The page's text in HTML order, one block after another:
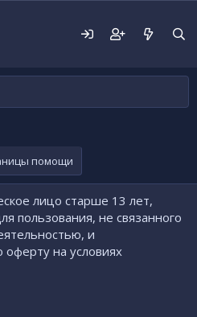
помощи
лицо старше 13 лет,
пользования, не связанного
и
на условиях